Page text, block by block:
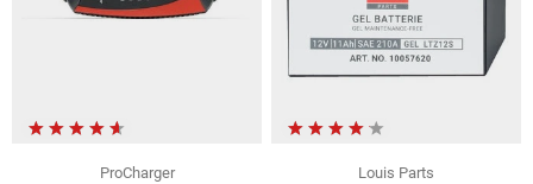
ProCharger
Louis Parts